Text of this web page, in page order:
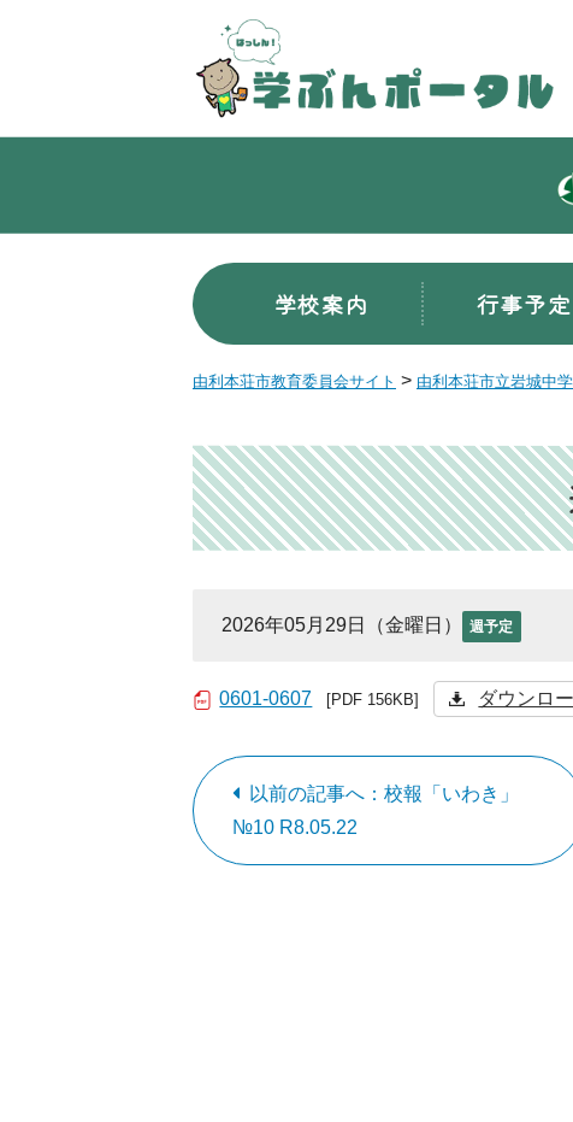
学校案内 行事予定
由利本荘市教育委員会サイト > 由利本荘市立岩城中
2026年05月29日（金曜日） 週予定
0601-0607 [PDF 156KB] ダウンロ
以前の記事へ：校報「いわき」
№10 R8.05.22